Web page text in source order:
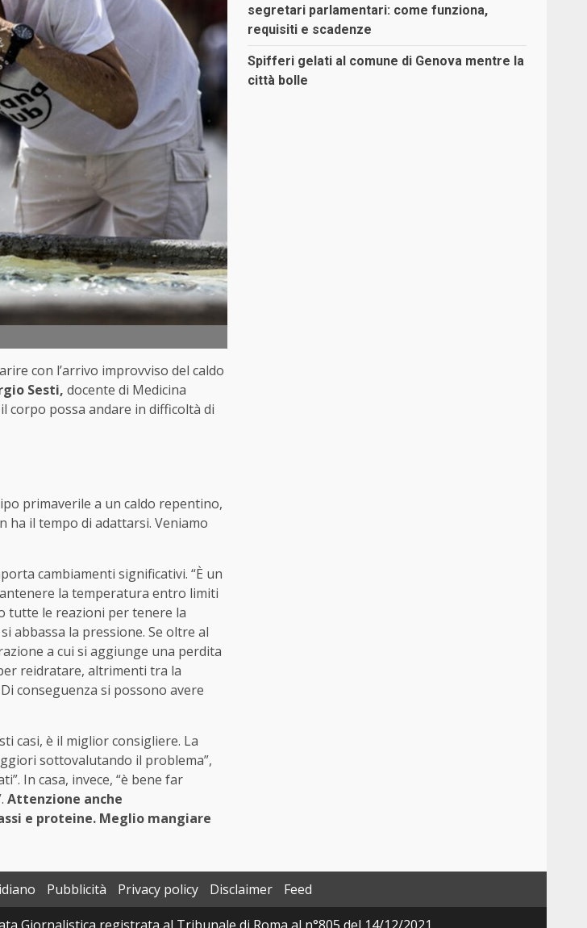
con l’arrivo improvviso del caldo
Sesti, docente di Medicina
corpo possa andare in difficoltà di
primaverile a un caldo repentino,
ha il tempo di adattarsi. Veniamo
cambiamenti significativi. “È un
la temperatura entro limiti
tutte le reazioni per tenere la
abbassa la pressione. Se oltre al
a cui si aggiunge una perdita
reidratare, altrimenti tra la
conseguenza si possono avere
casi, è il miglior consigliere. La
sottovalutando il problema”,
In casa, invece, “è bene far
Attenzione anche
e proteine. Meglio mangiare
segretari parlamentari: come funziona,
requisiti e scadenze
Spifferi gelati al comune di Genova mentre la
città bolle
Pubblicità Privacy policy Disclaimer
Feed